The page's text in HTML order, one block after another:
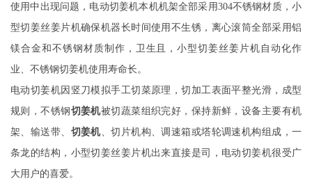
使用中出现问题，电动切姜机本机机架全部采用304不锈钢材质，小
型切姜丝姜片机确保机器长时间使用不生锈，离心滚筒全部采用铝
镁合金和不锈钢材质制作，卫生且，小型切姜丝姜片机自动化作
业、不锈钢切姜机使用寿命长。
电动切姜机因竖刀模拟手工切菜原理，切加工表面平整光滑，成型
规则，不锈钢切姜机被切蔬菜组织完好，保持新鲜，设备主要有机
架、输送带、 切姜机、切片机构、调速箱或塔轮调速机构组成，一
条龙的结构，小型切姜丝姜片机出来直接是司，电动切姜机很受广
大用户的喜爱。